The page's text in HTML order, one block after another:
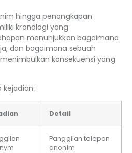
hingga penangkapan
kronologi yang
menunjukkan bagaimana
dan bagaimana sebuah
konsekuensi yang
kejadian:
Detail
Panggilan telepon
anonim